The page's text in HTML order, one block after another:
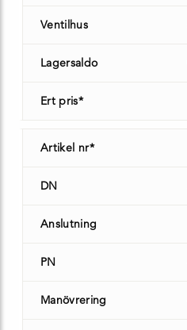
Ventilhus
Lagersaldo
Ert pris*
Artikel nr*
DN
Anslutning
PN
Manövrering